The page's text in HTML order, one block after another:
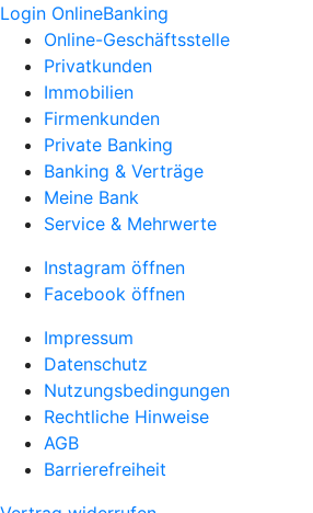
Login OnlineBanking
Online-Geschäftsstelle
Privatkunden
Immobilien
Firmenkunden
Private Banking
Banking & Verträge
Meine Bank
Service & Mehrwerte
Instagram öffnen
Facebook öffnen
Impressum
Datenschutz
Nutzungsbedingungen
Rechtliche Hinweise
AGB
Barrierefreiheit